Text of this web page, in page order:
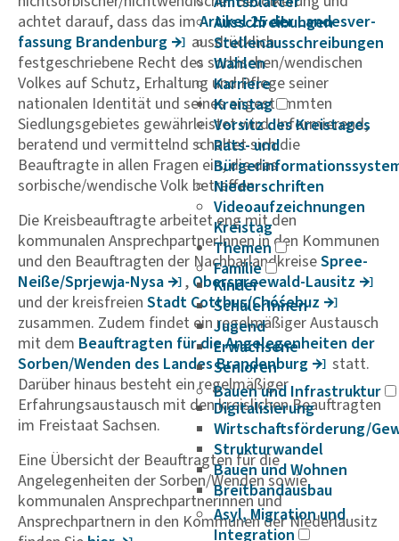
Ausschreibungen
Stellenausschreibungen
Wahlen
Karriere
Kreistag
Vorsitz des Kreistages
Rats- und
Niederschriften
Videoaufzeichnungen
Kreistag
Themen
Familie
Kinder
SchülerInnen
Jugend
Erwachsene
Senioren
Bauen und Infrastruktur
Digitalisierung
Wirtschaftsförderung/
Strukturwandel
Bauen und Wohnen
Breitbandausbau
Asyl, Migration und
Integration
achtet darauf, dass das imArtikel 25 der Landes­ver­
fas­sung Bran­den­burg
ausdrücklich
festgeschriebene Recht des sorbischen/wendischen
Volkes auf Schutz, Erhaltung und Pflege seiner
nationalen Identität und seines angestammten
Siedlungsgebietes gewährleistet wird. Informierend,
beratend und vermittelnd schaltet sich die
Beauftragte in allen Fragen ein, die das
sorbische/wendische Volk betreffen.
Die Kreisbeauftragte arbeitet eng mit den
kommunalen AnsprechpartnerInnen in den Kommunen
und den Beauftragten der NachbarlandkreiseSpree-
Neiße/Sprjewja-Nysa
, Ober­spree­wald-Lausitz
und der kreisfreien Stadt Cottbus/Chóśebuz
zusammen. Zudem findet ein regelmäßiger Austausch
mit dem Beauf­tragten für die Ange­le­gen­heiten der
Sorben/Wenden des Landes Bran­den­burg
statt.
Darüber hinaus besteht ein regelmäßiger
Erfahrungsaustausch mit den kreislichen Beauftragten
im Freistaat Sachsen.
Eine Übersicht der Beauftragten für die
Angelegenheiten der Sorben/Wenden sowie
kommunalen Ansprechpartnerinnen und
Ansprechpartnern in den Kommunen der Niederlausitz